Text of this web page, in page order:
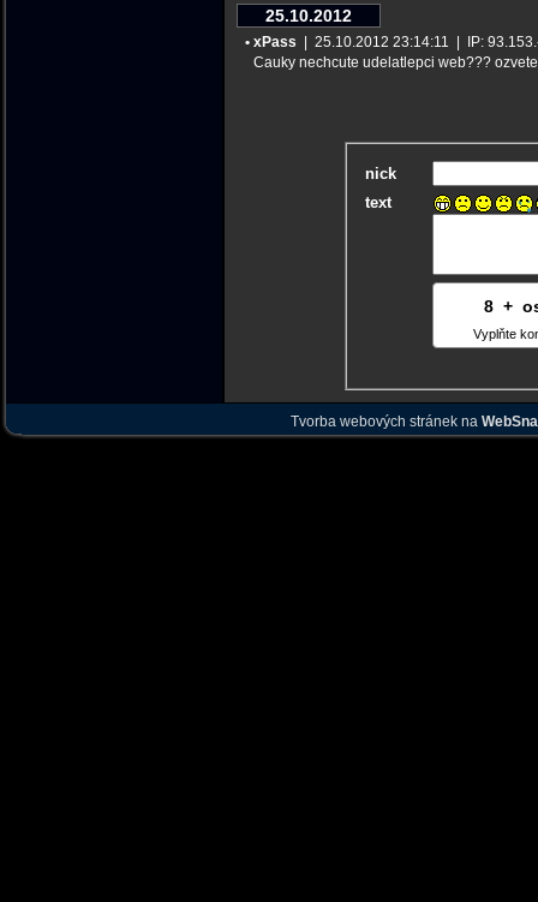
25.10.2012
• xPass | 25.10.2012 23:14:11 | IP:
Cauky nechcute udelatlepci web???
nick
text
8 +
Vyplňte
Tvorba webových stránek na